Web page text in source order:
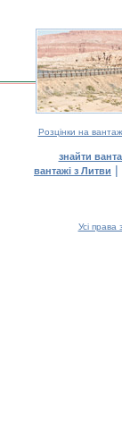
Розцінки на
знайти
вантажі з Литви |
Усі права